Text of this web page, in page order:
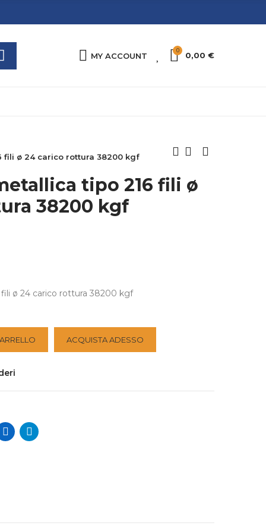
MY ACCOUNT
0
0,00 €
fili ø 24 carico rottura 38200 kgf
tipo 216 fili ø
38200 kgf
ø 24 carico rottura 38200 kgf
ACQUISTA ADESSO